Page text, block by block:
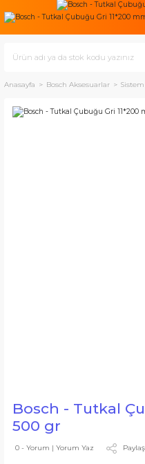
Anasayfa Bosch Aksesuarlar
Bosch - Tutkal
500 gr
0 - Yorum | Yorum Yaz Paylaş